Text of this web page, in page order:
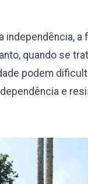
a
quando se
podem
e